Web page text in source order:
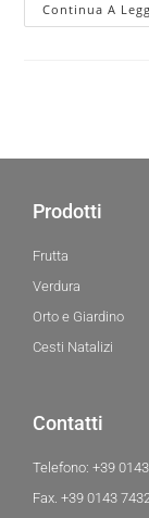
Continua A
Prodotti
Frutta
Verdura
Orto e Giardino
Cesti Natalizi
Contatti
Telefono: +39
Fax. +39 0143